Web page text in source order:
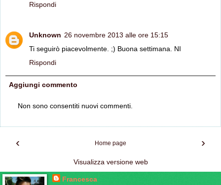
Rispondi
Unknown 26 novembre 2013 alle ore 15:15
Ti seguirò piacevolmente. ;) Buona settimana. NI
Rispondi
Aggiungi commento
Non sono consentiti nuovi commenti.
‹ ›
Home page
Visualizza versione web
Francesca